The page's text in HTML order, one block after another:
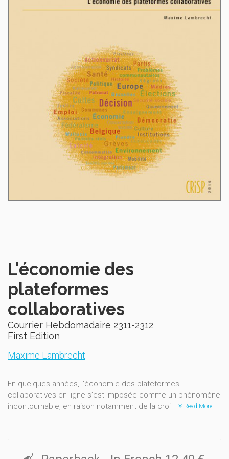
L'économie des
plateformes
collaboratives
Courrier Hebdomadaire 2311-2312
First Edition
Maxime Lambrecht
En quelques années, l'économie des plateformes
collaboratives en ligne s’est imposée comme un phénomène
incontournable, en raison notamment de la croissance
ou environnementaux, alors que ses détracteurs l’accusent
Read More